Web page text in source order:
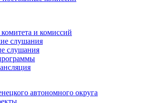
комитета и комиссий
слушания
слушания
автономного округа